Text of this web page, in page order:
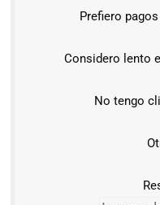
Prefiero
Considero lento
No tengo